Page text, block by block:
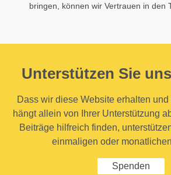
bringen, können wir Vertrauen in den
Unterstützen Sie
Dass wir diese Website erhalten
hängt allein von Ihrer Unterstützung
Beiträge hilfreich finden,
einmaligen oder
Spenden